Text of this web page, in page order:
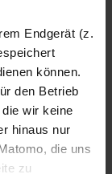
Endgerät (z.
können.
den Betrieb
wir keine
hinaus nur
die uns
zu
Lorenz